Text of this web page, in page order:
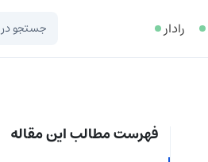
رادار
فهرست مطالب این مقاله